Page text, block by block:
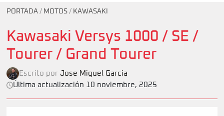
PORTADA / MOTOS / KAWASAKI
Kawasaki Versys 1000 / SE /
Tourer / Grand Tourer
Escrito por Jose Miguel Garcia
Última actualización 10 noviembre, 2025